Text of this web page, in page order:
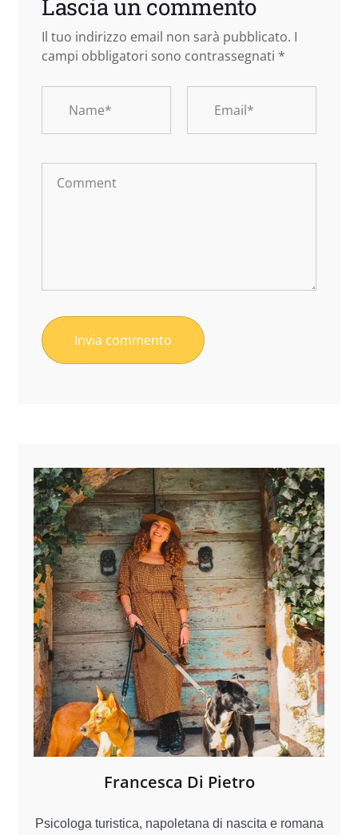
Lascia un commento
Il tuo indirizzo email non sarà pubblicato. I
campi obbligatori sono contrassegnati *
Francesca Di Pietro
Psicologa turistica, napoletana di nascita e romana